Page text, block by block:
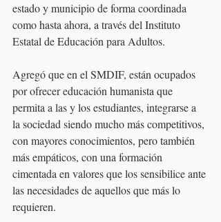
estado y municipio de forma coordinada
como hasta ahora, a través del Instituto
Estatal de Educación para Adultos.
Agregó que en el SMDIF, están ocupados
por ofrecer educación humanista que
permita a las y los estudiantes, integrarse a
la sociedad siendo mucho más competitivos,
con mayores conocimientos, pero también
más empáticos, con una formación
cimentada en valores que los sensibilice ante
las necesidades de aquellos que más lo
requieren.